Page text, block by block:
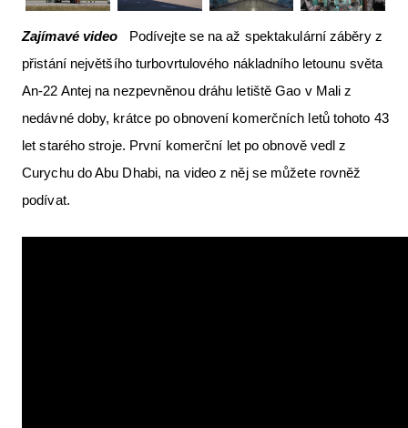
Zajímavé video Podívejte se na až spektakulární záběry z
přistání největšího turbovrtulového nákladního letounu světa
An-22 Antej na nezpevněnou dráhu letiště Gao v Mali z
nedávné doby, krátce po obnovení komerčních letů tohoto 43
let starého stroje. První komerční let po obnově vedl z
Curychu do Abu Dhabi, na video z něj se můžete rovněž
podívat.
The SAFE Guide app
Nabídky práce v letectví
E-SHOP